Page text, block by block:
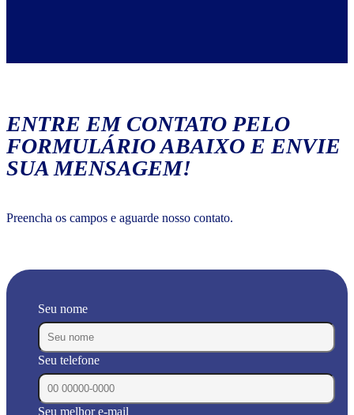
ENTRE EM CONTATO PELO
FORMULÁRIO ABAIXO E ENVIE
SUA MENSAGEM!
Preencha os campos e aguarde nosso contato.
Seu nome
Seu telefone
Seu melhor e-mail